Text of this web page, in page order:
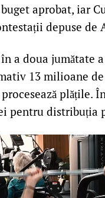
aprobat, iar
depuse de
a doua jumătate
13 milioane
pentru